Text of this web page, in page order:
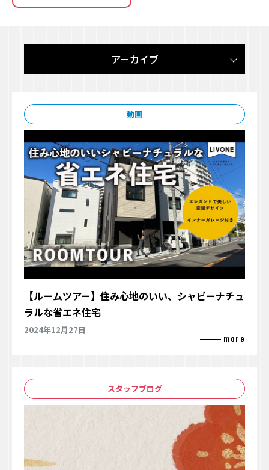
アーカイブ
動画
【ルームツアー】住み心地のいい、シャビーナチュ
ラルな省エネ住宅
2024年12月27日
スタッフブログ